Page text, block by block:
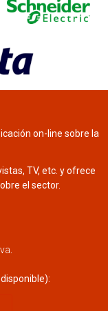
on-line sobre la
TV, etc. y ofrece
el sector.
.